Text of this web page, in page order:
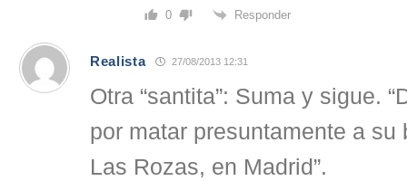
0 Responder
Realista 27/08/2013 12:31
Otra “santita”: Suma y sigue.
por matar presuntamente a su
Las Rozas, en Madrid”.